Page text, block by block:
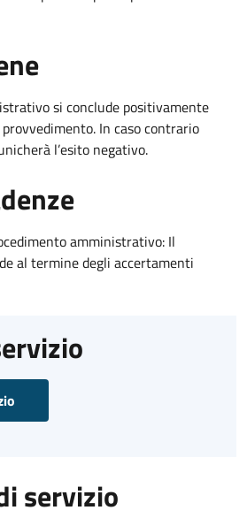
si conclude positivamente
In caso contrario
l’esito negativo.
amministrativo: Il
al termine degli accertamenti
servizio